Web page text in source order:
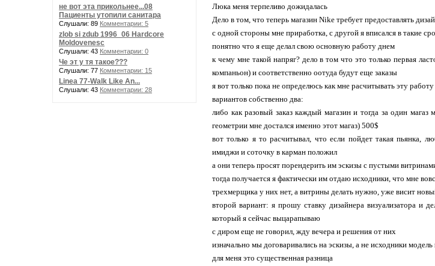
не вот эта прикольнее...08
Пациенты утопили санитара
Слушали: 89 Комментарии: 5
zlob si zdub 1996_06 Hardcore
Moldovenesc
Слушали: 43 Комментарии: 0
Че эт у тя такое???
Слушали: 77 Комментарии: 15
Linea 77-Walk Like An...
Слушали: 43 Комментарии: 28
Люка меня терпеливо дожидалась
Дело в том, что теперь магазин Nike требует предоставлять
с одной стороны мне приработка, с другой я вписался в такие
понятно что я еще делал свою основную работу днем
к чему мне такой напряг? дело в том что это только первая
компаньон) и соответственно оотуда будут еще заказы
я вот только пока не определюсь как мне расчитывать эту работу
вариантов собственно два:
либо как разовый заказ каждый магазин и тогда за один
геометрии мне достался именно этот магаз) 500$
вот только я то расчитывал, что если пойдет такая пьянка,
имиджи и соточку в карман положил
а они теперь просят порендерить им эскизы с пустыми
тогда получается я фактически им отдаю исходники, что мне
трехмерщика у них нет, а витрины делать нужно, уже висит
второй вариант: я прошу ставку дизайнера визуализатора и
который я сейчас выцарапываю
с диром еще не говорил, жду вечера и решения от них
изначально мы договаривались на эскизы, а не исходники
для меня это существенная разница